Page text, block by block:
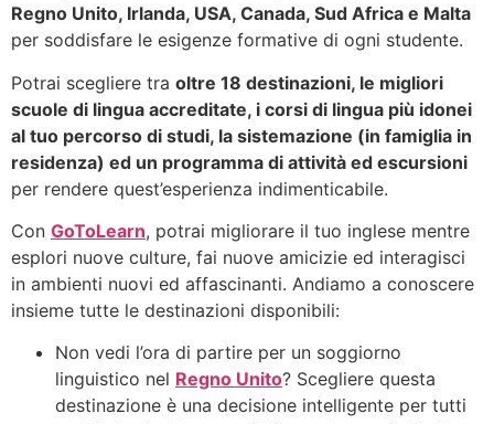
Regno Unito, Irlanda, USA, Canada, Sud Africa e Malta
per soddisfare le esigenze formative di ogni studente.
Potrai scegliere tra oltre 18 destinazioni, le migliori
scuole di lingua accreditate, i corsi di lingua più idonei
al tuo percorso di studi, la sistemazione (in famiglia in
residenza) ed un programma di attività ed escursioni
per rendere quest’esperienza indimenticabile.
Con GoToLearn, potrai migliorare il tuo inglese mentre
esplori nuove culture, fai nuove amicizie ed interagisci
in ambienti nuovi ed affascinanti. Andiamo a conoscere
insieme tutte le destinazioni disponibili:
Non vedi l’ora di partire per un soggiorno
linguistico nel Regno Unito? Scegliere questa
destinazione è una decisione intelligente per tutti